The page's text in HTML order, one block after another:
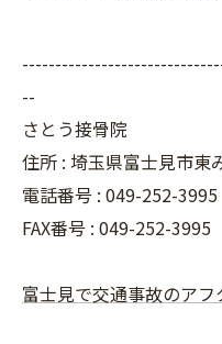
--
さとう接骨院
住所 : 埼玉県富士見市東
電話番号 : 049-252-3995
FAX番号 : 049-252-3995
富士見で交通事故のアフ